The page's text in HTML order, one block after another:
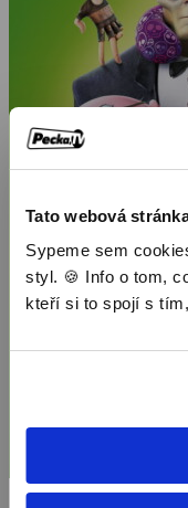
Tato webová
Sypeme sem
styl. 🍪 Info o tom,
kteří si to spojí s